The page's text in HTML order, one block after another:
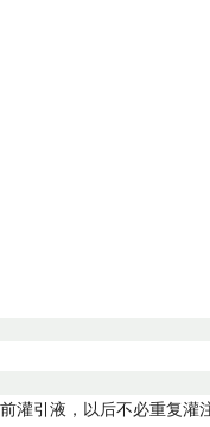
灌引液，以后不必重复灌